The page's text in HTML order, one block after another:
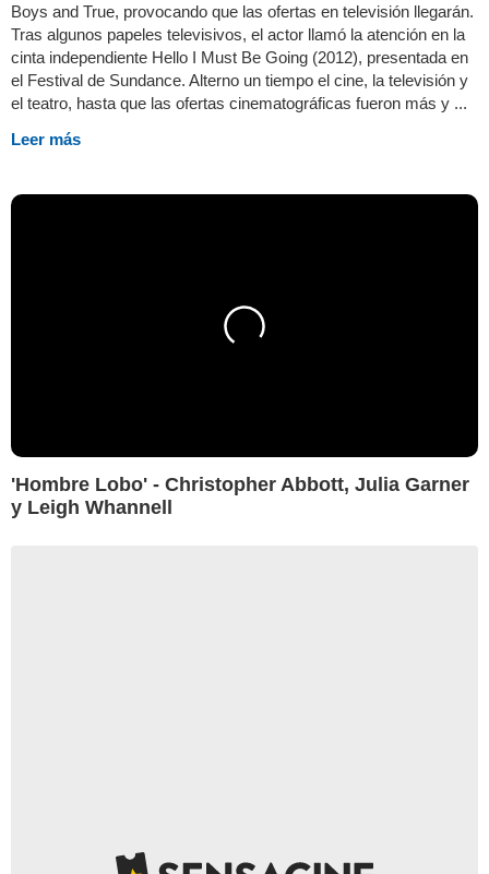
Boys and True, provocando que las ofertas en televisión llegarán.
Tras algunos papeles televisivos, el actor llamó la atención en la
cinta independiente Hello I Must Be Going (2012), presentada en
el Festival de Sundance. Alterno un tiempo el cine, la televisión y
el teatro, hasta que las ofertas cinematográficas fueron más y ...
Leer más
'Hombre Lobo' - Christopher Abbott, Julia Garner
y Leigh Whannell